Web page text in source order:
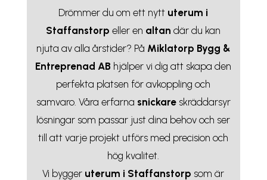
Drömmer du om ett nytt uterum i
Staffanstorp eller en altan där du kan
njuta av alla årstider? På Miklatorp Bygg &
Entreprenad AB hjälper vi dig att skapa den
perfekta platsen för avkoppling och
samvaro. Våra erfarna snickareskräddarsyr
lösningar som passar just dina behov och ser
till att varje projekt utförs med precision och
hög kvalitet.
Vi bygger uterum i Staffanstorp som är